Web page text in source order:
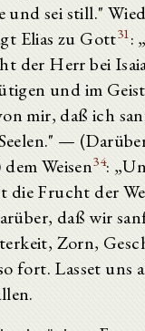
und sei still."
Elias zu Gott31 :
der Herr bei
und im
mir, daß ich
—
Weisen34:
die Frucht der
daß wir
Zorn,
fort. Lasset uns